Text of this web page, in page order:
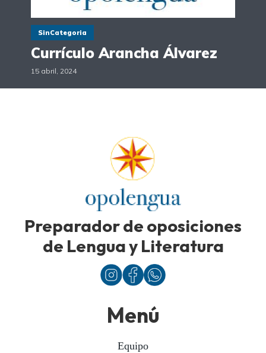
SinCategoria
Currículo Arancha Álvarez
15 abril, 2024
Preparador de oposiciones
de Lengua y Literatura
Menú
Equipo